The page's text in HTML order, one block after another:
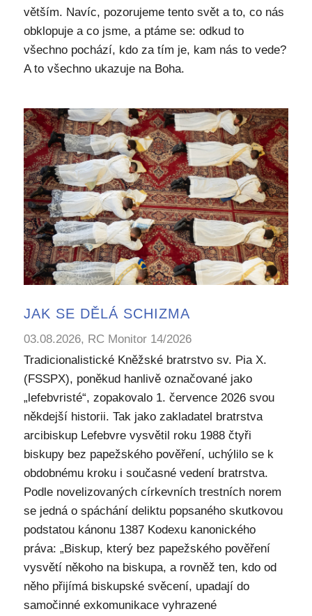
větším. Navíc, pozorujeme tento svět a to, co nás
obklopuje a co jsme, a ptáme se: odkud to
všechno pochází, kdo za tím je, kam nás to vede?
A to všechno ukazuje na Boha.
JAK SE DĚLÁ SCHIZMA
03.08.2026, RC Monitor 14/2026
Tradicionalistické Kněžské bratrstvo sv. Pia X.
(FSSPX), poněkud hanlivě označované jako
„lefebvristé“, zopakovalo 1. července 2026 svou
někdejší historii. Tak jako zakladatel bratrstva
arcibiskup Lefebvre vysvětil roku 1988 čtyři
biskupy bez papežského pověření, uchýlilo se k
obdobnému kroku i současné vedení bratrstva.
Podle novelizovaných církevních trestních norem
se jedná o spáchání deliktu popsaného skutkovou
podstatou kánonu 1387 Kodexu kanonického
práva: „Biskup, který bez papežského pověření
vysvětí někoho na biskupa, a rovněž ten, kdo od
něho přijímá biskupské svěcení, upadají do
samočinné exkomunikace vyhrazené